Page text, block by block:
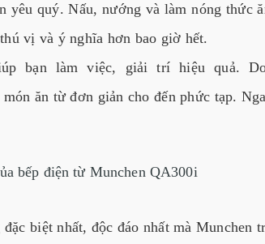
yêu quý. Nấu, nướng và làm nóng thức
vị và ý nghĩa hơn bao giờ hết.
bạn làm việc, giải trí hiệu quả.
ăn từ đơn giản cho đến phức tạp.
bếp điện từ Munchen QA300i
biệt nhất, độc đáo nhất mà Munchen